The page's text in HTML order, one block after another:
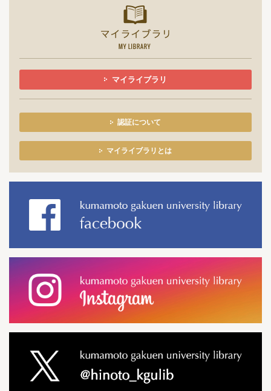
マイライブラリ
認証について
マイライブラリとは